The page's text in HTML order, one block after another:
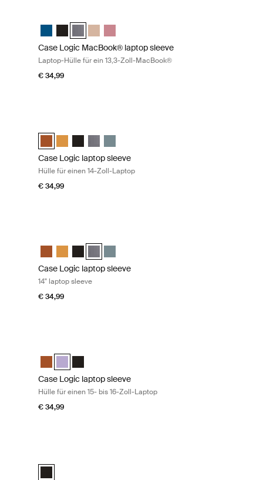
Dark Teal
Sleeve Schwarz (selected)
Sleeve Graphit
MacBook Sleeve Hellbraun
and MacBook Sleeve Heather rose
Case Logic 13.3" Laptop and MacBook Sleeve Dark Teal
Case Logic 13.3" Laptop and MacBook Sleeve Schwarz
Case Logic 13.3" Laptop and MacBook Sleeve
Case Logic 13.3" Laptop and MacBook Sleeve
Case Logic 13.3" Laptop and MacBook
Case Logic MacBook® laptop sleeve
Laptop-Hülle für ein 13,3-Zoll-MacBook®
€ 34,99
Dark Teal
Sleeve Schwarz
Sleeve Graphit
MacBook Sleeve Hellbraun
and MacBook Sleeve Heather rose (selected)
Case Logic 14" laptop sleeve Rustic Amber (selected)
Case Logic 14" laptop sleeve Buckthorn
Case Logic 14" laptop sleeve Schwarz
Case Logic 14" laptop sleeve Graphit
Case Logic 14" laptop sleeve Arona Blue
Case Logic laptop sleeve
Hülle für einen 14-Zoll-Laptop
€ 34,99
(selected)
GraphitArona Blue
Case Logic 14" laptop sleeve Rustic Amber
Case Logic 14" laptop sleeve Buckthorn
Case Logic 14" laptop sleeve Schwarz
Case Logic 14" laptop sleeve Graphit (selected)
Case Logic 14" laptop sleeve Arona Blue
Case Logic laptop sleeve
14" laptop sleeve
€ 34,99
Amber (selected)
SchwarzCase Logic 15-16" Laptop Sleeve Rustic Amber
Case Logic 15-16" Laptop Sleeve Lilac (selected)
Case Logic 15-16" Laptop Sleeve Schwarz
Case Logic laptop sleeve
Hülle für einen 15- bis 16-Zoll-Laptop
€ 34,99
Sleeve Schwarz (selected)
Case Logic 17-17.3" Laptop Sleeve Schwarz (selected)